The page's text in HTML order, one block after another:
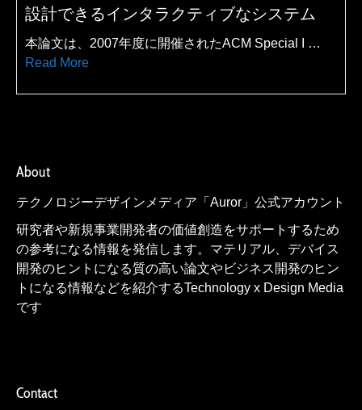
設計できるインタラクティブなシステム
本論文は、2007年度に開催されたACM Special I …
Read More
About
テクノロジーデザインメディア「Auror」公式アカウント
研究者や新規事業開発者の価値創造をサポートするため
の参考になる情報を発信します。マテリアル、デバイス
開発のヒントになる質の高い論文やビジネス開発のヒン
トになる情報などを紹介するTechnology x Design Media
です
Contact